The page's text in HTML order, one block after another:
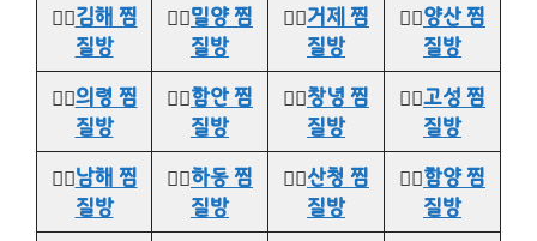
👉🏻김해 찜
질방
👉🏻밀양 찜
질방
👉🏻거제 찜
질방
👉🏻양산 찜
질방
👉🏻의령 찜
질방
👉🏻함안 찜
질방
👉🏻창녕 찜
질방
👉🏻고성 찜
질방
👉🏻남해 찜
질방
👉🏻하동 찜
질방
👉🏻산청 찜
질방
👉🏻함양 찜
질방